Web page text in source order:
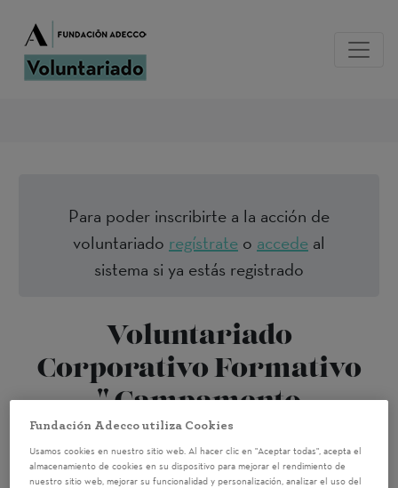
Para poder inscribirte a la acción de
voluntariado regístrate o accede al
sistema si ya estás registrado
Voluntariado
Corporativo Formativo
" Campamento
Laboral" para Mujeres
en Riesgo de Exclusión
Fundación Adecco utiliza Cookies
Usamos cookies en nuestro sitio web. Al hacer clic en "Aceptar todas", acepta el
almacenamiento de cookies en su dispositivo para mejorar el rendimiento de
nuestro sitio web, mejorar su funcionalidad y personalización, analizar el uso del